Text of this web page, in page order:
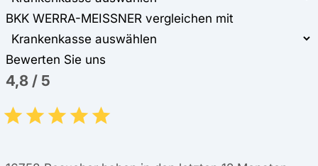
BKK WERRA-MEISSNER vergleichen mit
Bewerten Sie uns
4,8 / 5